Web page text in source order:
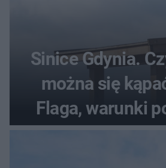
Sinice Gdynia.
można się
Flaga, warunki